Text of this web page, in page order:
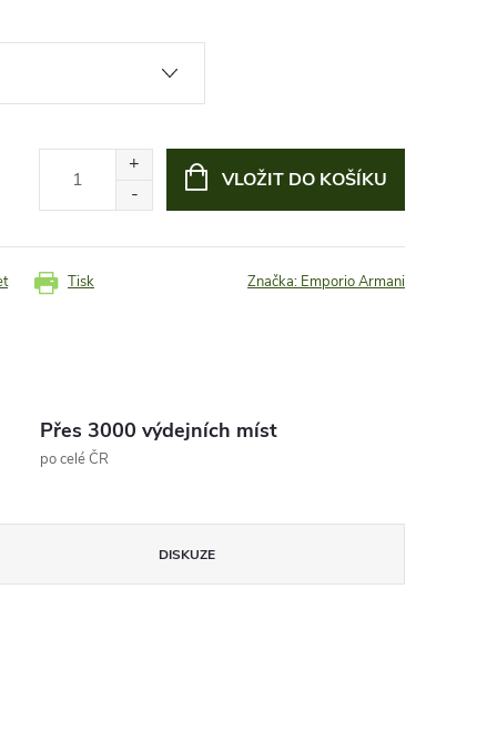
VLOŽIT DO KOŠÍKU
Tisk Značka: Emporio Armani
Přes 3000 výdejních míst
po celé ČR
DISKUZE